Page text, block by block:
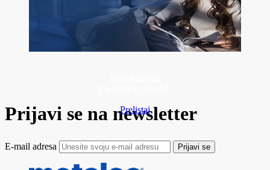
Prelistaj
Prijavi se na newsletter
E-mail adresa Prijavi se